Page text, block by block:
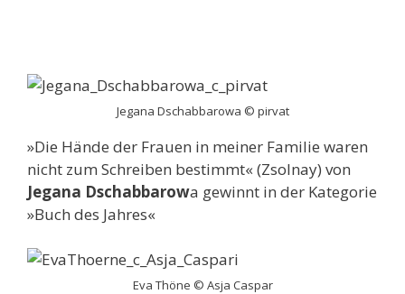
Jegana Dschabbarowa © pirvat
»Die Hände der Frauen in meiner Familie waren
nicht zum Schreiben bestimmt« (Zsolnay) von
Jegana Dschabbarowa gewinnt in der Kategorie
»Buch des Jahres«
Eva Thöne © Asja Caspar